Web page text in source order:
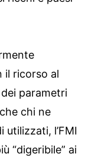
il ricorso al
parametri
chi ne
l’FMI
“digeribile” ai